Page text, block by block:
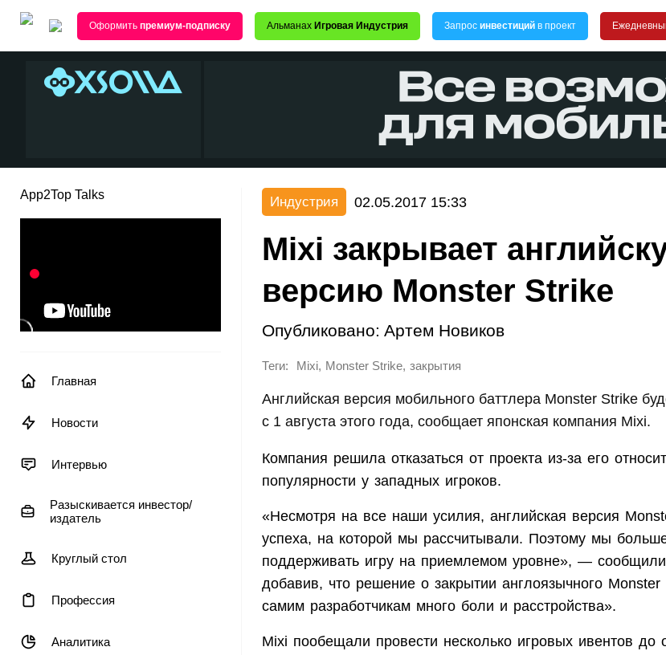
Оформить премиум-подписку Альманах Игровая Индустрия Запрос инвестиций в проект
App2Top Talks
Главная
Новости
Интервью
Разыскивается инвестор/
издатель
Круглый стол
Профессия
Аналитика
Индустрия 02.05.2017 15:33
Mixi закрывает
версию Monster Strike
Опубликовано: Артем Новиков
Теги: Mixi, Monster Strike, закрытия
Английская версия мобильного баттлера Monster Strike
с 1 августа этого года, сообщает японская компания Mixi.
Компания решила отказаться от проекта из-за его
популярности у западных игроков.
«Несмотря на все наши усилия, английская версия
успеха, на которой мы рассчитывали. Поэтому мы
поддерживать игру на приемлемом уровне», —
добавив, что решение о закрытии англоязычного
самим разработчикам много боли и расстройства».
Mixi пообещали провести несколько игровых ивентов до